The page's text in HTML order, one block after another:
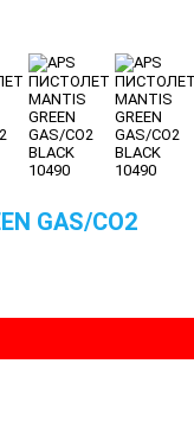
GAS/CO2